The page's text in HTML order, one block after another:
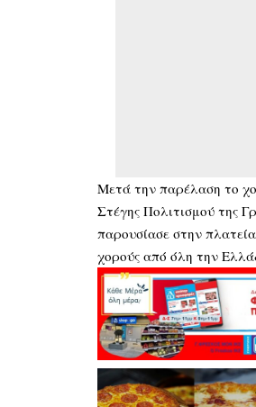
Μετά την παρέλαση το
Στέγης Πολιτισμού της
παρουσίασε στην
χορούς από όλη την